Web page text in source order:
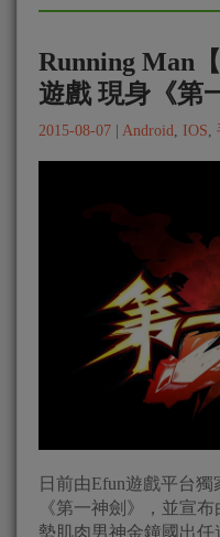
Running Man
遊戲 現身《第
2015-08-07 Android, IOS,
日前由Efun遊戲平台
《第一神劍》，並宣
勢肌肉男神金鐘國出任